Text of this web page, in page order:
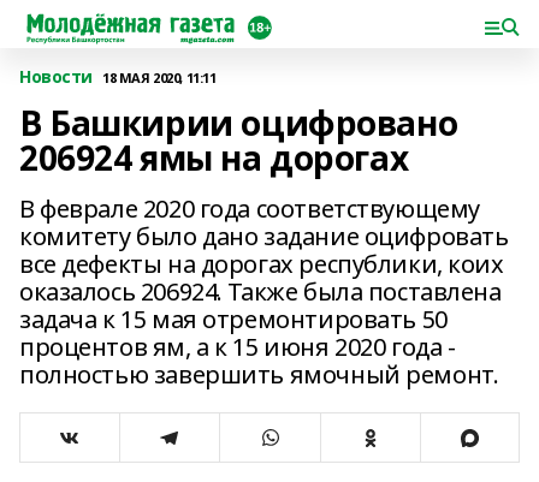
Новости 18 МАЯ 2020, 11:11
В Башкирии оцифровано
206924 ямы на дорогах
В феврале 2020 года соответствующему
комитету было дано задание оцифровать
все дефекты на дорогах республики, коих
оказалось 206924. Также была поставлена
задача к 15 мая отремонтировать 50
процентов ям, а к 15 июня 2020 года -
полностью завершить ямочный ремонт.